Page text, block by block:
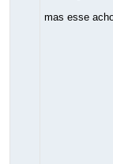
mas esse